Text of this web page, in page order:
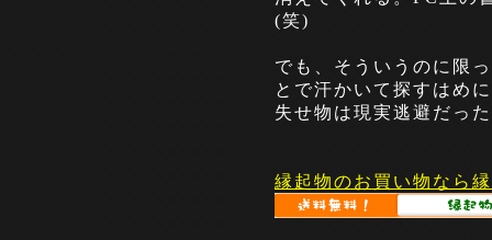
(笑)
でも、そういうのに限
とで汗かいて探すはめ
失せ物は現実逃避だっ
縁起物のお買い物なら